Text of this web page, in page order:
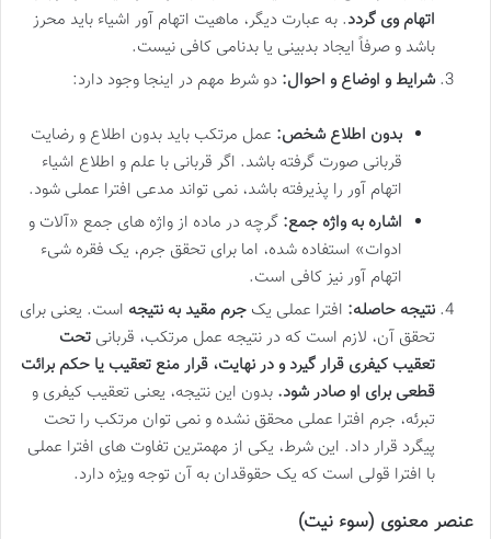
اتهام وی گردد. به عبارت دیگر، ماهیت اتهام آور اشیاء باید محرز
باشد و صرفاً ایجاد بدبینی یا بدنامی کافی نیست.
شرایط و اوضاع و احوال: دو شرط مهم در اینجا وجود دارد:
بدون اطلاع شخص: عمل مرتکب باید بدون اطلاع و رضایت
قربانی صورت گرفته باشد. اگر قربانی با علم و اطلاع اشیاء
اتهام آور را پذیرفته باشد، نمی تواند مدعی افترا عملی شود.
اشاره به واژه جمع: گرچه در ماده از واژه های جمع «آلات و
ادوات» استفاده شده، اما برای تحقق جرم، یک فقره شیء
اتهام آور نیز کافی است.
نتیجه حاصله: افترا عملی یک جرم مقید به نتیجه است. یعنی برای
تحقق آن، لازم است که در نتیجه عمل مرتکب، قربانی تحت
تعقیب کیفری قرار گیرد و در نهایت، قرار منع تعقیب یا حکم برائت
قطعی برای او صادر شود. بدون این نتیجه، یعنی تعقیب کیفری و
تبرئه، جرم افترا عملی محقق نشده و نمی توان مرتکب را تحت
پیگرد قرار داد. این شرط، یکی از مهمترین تفاوت های افترا عملی
با افترا قولی است که یک حقوقدان به آن توجه ویژه دارد.
عنصر معنوی (سوء نیت)